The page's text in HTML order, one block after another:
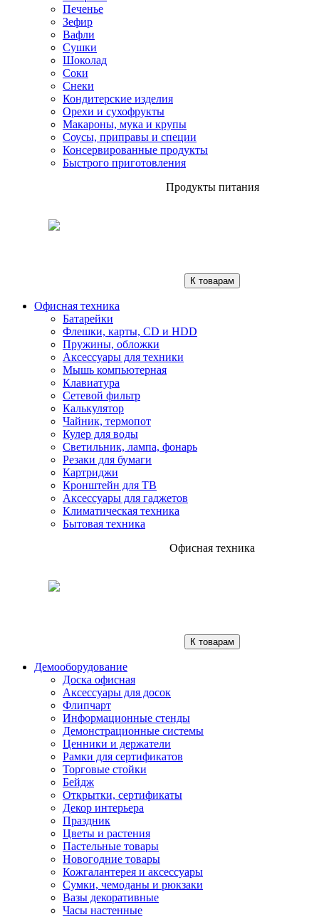
Печенье
Зефир
Вафли
Сушки
Шоколад
Соки
Снеки
Кондитерские изделия
Орехи и сухофрукты
Макароны, мука и крупы
Соусы, приправы и специи
Консервированные продукты
Быстрого приготовления
Продукты питания
К товарам
Офисная техника
Батарейки
Флешки, карты, CD и HDD
Пружины, обложки
Аксессуары для техники
Мышь компьютерная
Клавиатура
Сетевой фильтр
Калькулятор
Чайник, термопот
Кулер для воды
Светильник, лампа, фонарь
Резаки для бумаги
Картриджи
Кронштейн для ТВ
Аксессуары для гаджетов
Климатическая техника
Бытовая техника
Офисная техника
К товарам
Демооборудование
Доска офисная
Аксессуары для досок
Флипчарт
Информационные стенды
Демонстрационные системы
Ценники и держатели
Рамки для сертификатов
Торговые стойки
Бейдж
Открытки, сертификаты
Декор интерьера
Праздник
Цветы и растения
Пастельные товары
Новогодние товары
Кожгалантерея и аксессуары
Сумки, чемоданы и рюкзаки
Вазы декоративные
Часы настенные